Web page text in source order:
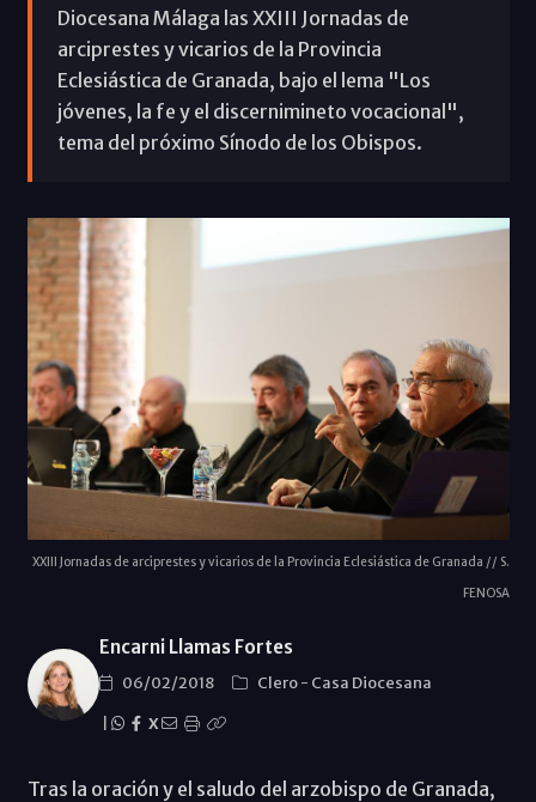
Diocesana Málaga las XXIII Jornadas de
arciprestes y vicarios de la Provincia
Eclesiástica de Granada, bajo el lema "Los
jóvenes, la fe y el discernimineto vocacional",
tema del próximo Sínodo de los Obispos.
XXIII Jornadas de arciprestes y vicarios de la Provincia Eclesiástica de Granada // S.
FENOSA
Encarni Llamas Fortes
06/02/2018 Clero- Casa Diocesana
X
Tras la oración y el saludo del arzobispo de Granada,